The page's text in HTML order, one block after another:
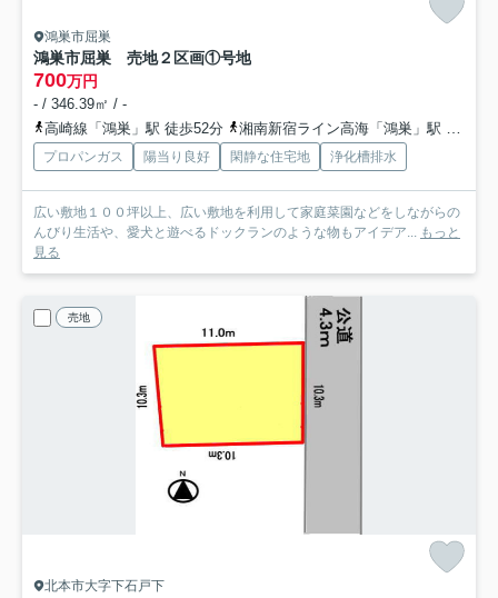
鴻巣市屈巣
鴻巣市屈巣 売地２区画①号地
700万円
- / 346.39㎡ / -
高崎線「鴻巣」駅 徒歩52分
湘南新宿ライン高海「鴻巣」駅 徒歩52分
プロパンガス 陽当り良好 閑静な住宅地 浄化槽排水
広い敷地１００坪以上、広い敷地を利用して家庭菜園などをしながらの
んびり生活や、愛犬と遊べるドックランのような物もアイデア... もっと
見る
売地
北本市大字下石戸下